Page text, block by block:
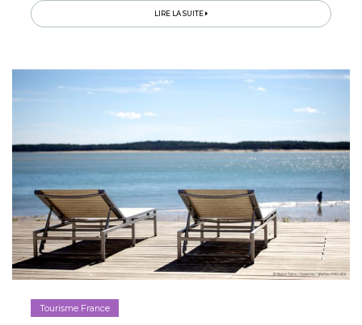
Mata Henri et Casanova…LIRE LA SUITE
Tourisme France